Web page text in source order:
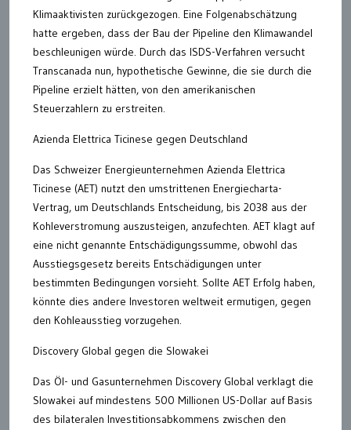
Klimaaktivisten zurückgezogen. Eine Folgenabschätzung
hatte ergeben, dass der Bau der Pipeline den Klimawandel
beschleunigen würde. Durch das ISDS-Verfahren versucht
Transcanada nun, hypothetische Gewinne, die sie durch die
Pipeline erzielt hätten, von den amerikanischen
Steuerzahlern zu erstreiten.
Azienda Elettrica Ticinese gegen Deutschland
Das Schweizer Energieunternehmen Azienda Elettrica
Ticinese (AET) nutzt den umstrittenen Energiecharta-
Vertrag, um Deutschlands Entscheidung, bis 2038 aus der
Kohleverstromung auszusteigen, anzufechten. AET klagt auf
eine nicht genannte Entschädigungssumme, obwohl das
Ausstiegsgesetz bereits Entschädigungen unter
bestimmten Bedingungen vorsieht. Sollte AET Erfolg haben,
könnte dies andere Investoren weltweit ermutigen, gegen
den Kohleausstieg vorzugehen.
Discovery Global gegen die Slowakei
Das Öl- und Gasunternehmen Discovery Global verklagt die
Slowakei auf mindestens 500 Millionen US-Dollar auf Basis
des bilateralen Investitionsabkommens zwischen den